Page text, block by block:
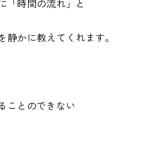
「時間の流れ」と
静かに教えてくれます。
ことのできない